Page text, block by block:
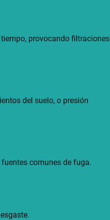
provocando filtraciones
del suelo, o presión
comunes de fuga.